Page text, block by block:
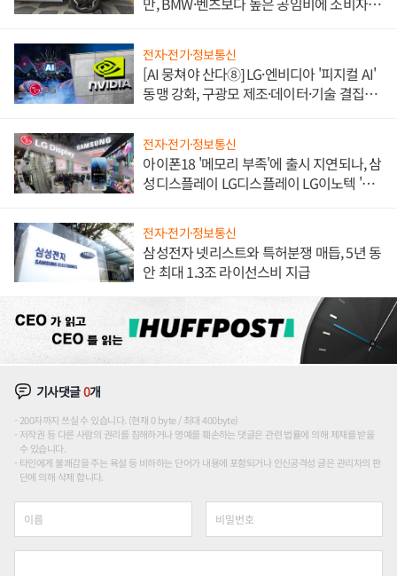
전자·전기·정보통신
[AI 뭉쳐야 산다⑧] LG·엔비디아 '피지컬 AI'
동맹 강화, 구광모 제조·데이터·기술 결집
전자·전기·정보통신
아이폰18 '메모리 부족'에 출시 지연되나, 삼
성디스플레이 LG디스플레이 LG이노텍 '탈
전자·전기·정보통신
삼성전자 넷리스트와 특허분쟁 매듭, 5년 동
안 최대 1.3조 라이선스비 지급
기사댓글0개
200자까지 쓰실 수 있습니다. (현재 0 byte / 최대 400byte)
저작권 등 다른 사람의 권리를 침해하거나 명예를 훼손하는 댓글은 관련 법률에 의해 제재를 받을
수 있습니다.
타인에게 불쾌감을 주는 욕설 등 비하하는 단어가 내용에 포함되거나 인신공격성 글은 관리자의 판
단에 의해 삭제 합니다.